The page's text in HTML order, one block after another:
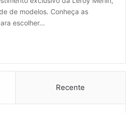
de modelos. Conheça as
escolher…
Recente